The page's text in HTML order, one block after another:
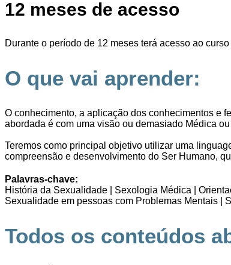
12 meses de acesso
Durante o período de 12 meses terá acesso ao
O que vai aprender:
O conhecimento, a aplicação dos conhecimentos e
abordada é com uma visão ou demasiado Médica
Teremos como principal objetivo utilizar uma
compreensão e desenvolvimento do Ser Humano,
Palavras-chave:
História da Sexualidade | Sexologia Médica |
Sexualidade em pessoas com Problemas Mentais |
Todos os conteúdos